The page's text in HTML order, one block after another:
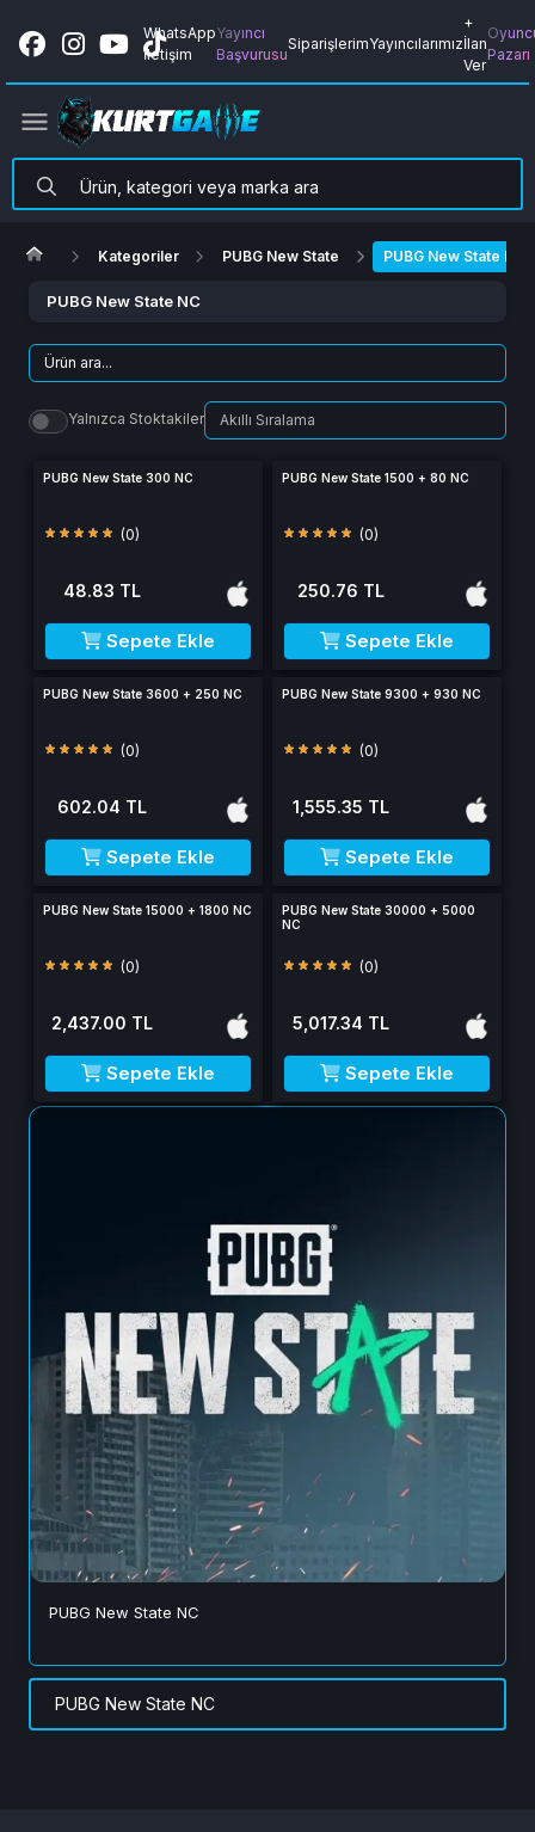
WhatsApp
İletişim
Yayıncı
Başvurusu
SiparişlerimYayıncılarımız
+
İlan
Ver
Pazarı
Kategoriler PUBG New State PUBG New State NC
PUBG New State NC
Yalnızca Stoktakiler
PUBG New State 300 NC
(0)
48.83 TL
Sepete Ekle
PUBG New State 1500 + 80 NC
(0)
250.76 TL
Sepete Ekle
PUBG New State 3600 + 250 NC
(0)
602.04 TL
Sepete Ekle
PUBG New State 9300 + 930 NC
(0)
1,555.35 TL
Sepete Ekle
PUBG New State 15000 + 1800 NC
(0)
2,437.00 TL
Sepete Ekle
PUBG New State 30000 + 5000
NC
(0)
5,017.34 TL
Sepete Ekle
PUBG New State NC
PUBG New State NC